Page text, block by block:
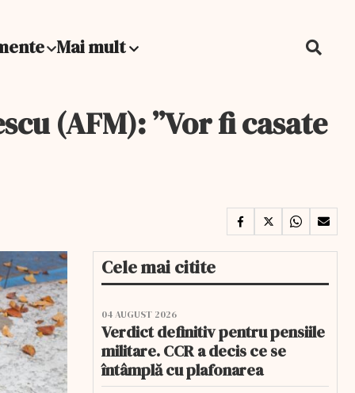
Mai mult
(AFM): ”Vor fi casate
Cele mai citite
04 AUGUST 2026
Verdict definitiv pentru pensiile
militare. CCR a decis ce se
întâmplă cu plafonarea